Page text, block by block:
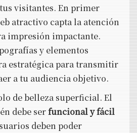
visitantes. En primer
atractivo capta la atención
impresión impactante.
y elementos
estratégica para transmitir
a tu audiencia objetivo.
de belleza superficial. El
debe serfuncional y fácil
deben poder